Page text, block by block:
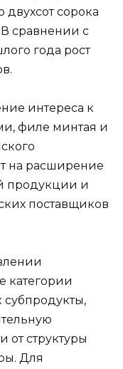
сорока
сравнении с
года рост
интереса к
филе минтая и
на расширение
продукции и
поставщиков
категории
от структуры
Для